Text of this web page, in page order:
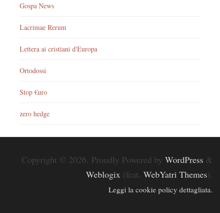
Gospa News
Lacrimae Rerum
Lettera ai cristiani d'Europa
Ortodossi
Stop €uro
zero hedge
Copyright © 2026. Proudly Powered by WordPress &
Weblogix (feat. WebYatri Themes).
Leggi la cookie policy dettagliata.